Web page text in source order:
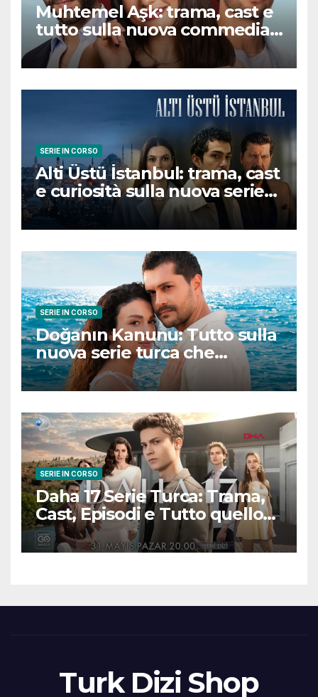
Muhtemel Aşk: trama, cast e
tutto sulla nuova commedia
romantica turca che
conquisterà il pubblico
SERIE IN CORSO
Alti Üstü İstanbul: trama, cast
e curiosità sulla nuova serie
turca ambientata a Ziyanker
SERIE IN CORSO
Doğanın Kanunu: Tutto sulla
nuova serie turca che
promette emozioni e colpi di
scena
SERIE IN CORSO
Daha 17 Serie Turca: Trama,
Cast, Episodi e Tutto quello
che Devi Sapere
Turk Dizi Shop